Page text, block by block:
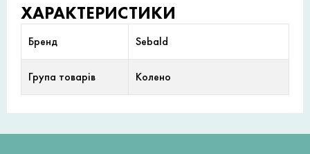
ХАРАКТЕРИСТИКИ
Бренд Sebald
Група товарів Колено